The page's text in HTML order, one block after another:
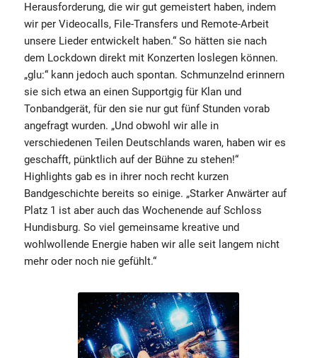
Herausforderung, die wir gut gemeistert haben, indem
wir per Videocalls, File-Transfers und Remote-Arbeit
unsere Lieder entwickelt haben.“ So hätten sie nach
dem Lockdown direkt mit Konzerten loslegen können.
„glu:“ kann jedoch auch spontan. Schmunzelnd erinnern
sie sich etwa an einen Supportgig für Klan und
Tonbandgerät, für den sie nur gut fünf Stunden vorab
angefragt wurden. „Und obwohl wir alle in
verschiedenen Teilen Deutschlands waren, haben wir es
geschafft, pünktlich auf der Bühne zu stehen!“
Highlights gab es in ihrer noch recht kurzen
Bandgeschichte bereits so einige. „Starker Anwärter auf
Platz 1 ist aber auch das Wochenende auf Schloss
Hundisburg. So viel gemeinsame kreative und
wohlwollende Energie haben wir alle seit langem nicht
mehr oder noch nie gefühlt.“